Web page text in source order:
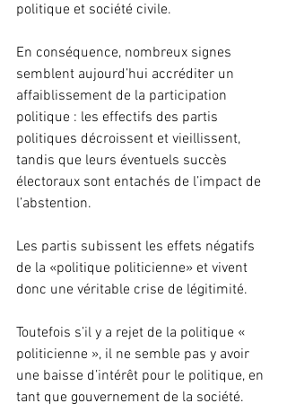
politique et société civile.
En conséquence, nombreux signes
semblent aujourd’hui accréditer un
affaiblissement de la participation
politique : les effectifs des partis
politiques décroissent et vieillissent,
tandis que leurs éventuels succès
électoraux sont entachés de l’impact de
l’abstention.
Les partis subissent les effets négatifs
de la «politique politicienne» et vivent
donc une véritable crise de légitimité.
Toutefois s’il y a rejet de la politique «
politicienne », il ne semble pas y avoir
une baisse d’intérêt pour le politique, en
tant que gouvernement de la société.